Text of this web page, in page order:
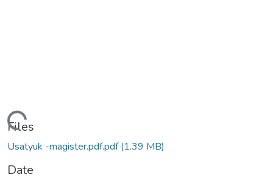
Files
Usatyuk -magister.pdf.pdf(1.39 MB)
Date